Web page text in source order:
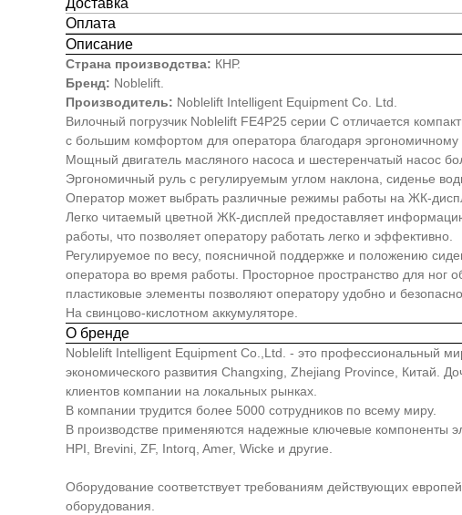
Доставка
Оплата
Описание
Страна производства: КНР.
Бренд: Noblelift.
Производитель: Noblelift Intelligent Equipment Co. Ltd.
Вилочный погрузчик Noblelift FE4P25 серии C отличается
с большим комфортом для оператора благодаря эргономичному
Мощный двигатель масляного насоса и шестеренчатый насос
Эргономичный руль с регулируемым углом наклона, сиденье
Оператор может выбрать различные режимы работы на ЖК-
Легко читаемый цветной ЖК-дисплей предоставляет
работы, что позволяет оператору работать легко и эффективно.
Регулируемое по весу, поясничной поддержке и положению
оператора во время работы. Просторное пространство для ног
пластиковые элементы позволяют оператору удобно и безопасно
На свинцово-кислотном аккумуляторе.
О бренде
Noblelift Intelligent Equipment Co.,Ltd. - это профессиональный
экономического развития Changxing, Zhejiang Province, Китай.
клиентов компании на локальных рынках.
В компании трудится более 5000 сотрудников по всему миру.
В производстве применяются надежные ключевые компоненты
HPI, Brevini, ZF, Intorq, Amer, Wicke и другие.
Оборудование соответствует требованиям действующих
оборудования.